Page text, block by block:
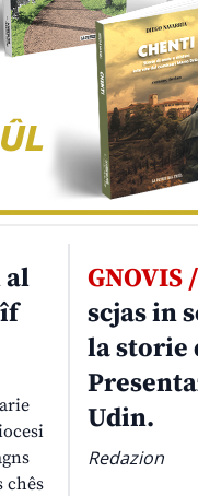
al
chês
GNOVIS /
scjas in
la storie
Udin.
Redazion